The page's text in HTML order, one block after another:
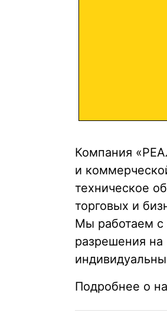
Компания
и
техническое
торговых и
Мы работаем с
разрешения
Подробнее о